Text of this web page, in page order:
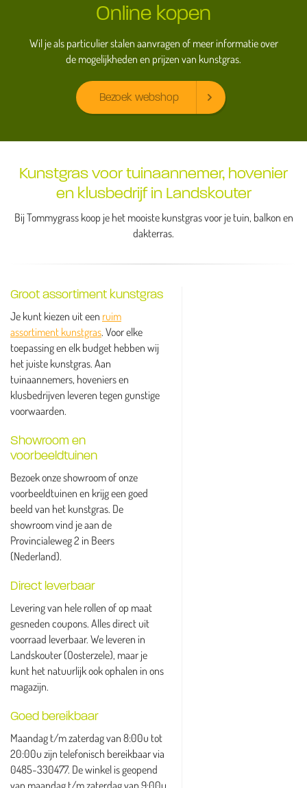
Online kopen
Wil je als particulier stalen aanvragen of meer informatie over
de mogelijkheden en prijzen van kunstgras.
Bezoek webshop
Kunstgras voor tuinaannemer, hovenier
en klusbedrijf in Landskouter
Bij Tommygrass koop je het mooiste kunstgras voor je tuin, balkon en
dakterras.
Groot assortiment kunstgras
Je kunt kiezen uit een ruim
assortiment kunstgras. Voor elke
toepassing en elk budget hebben wij
het juiste kunstgras. Aan
tuinaannemers, hoveniers en
klusbedrijven leveren tegen gunstige
voorwaarden.
Showroom en
voorbeeldtuinen
Bezoek onze showroom of onze
voorbeeldtuinen en krijg een goed
beeld van het kunstgras. De
showroom vind je aan de
Provincialeweg 2 in Beers
(Nederland).
Direct leverbaar
Levering van hele rollen of op maat
gesneden coupons. Alles direct uit
voorraad leverbaar. We leveren in
Landskouter (Oosterzele), maar je
kunt het natuurlijk ook ophalen in ons
magazijn.
Goed bereikbaar
Maandag t/m zaterdag van 8:00u tot
20:00u zijn telefonisch bereikbaar via
0485-330477. De winkel is geopend